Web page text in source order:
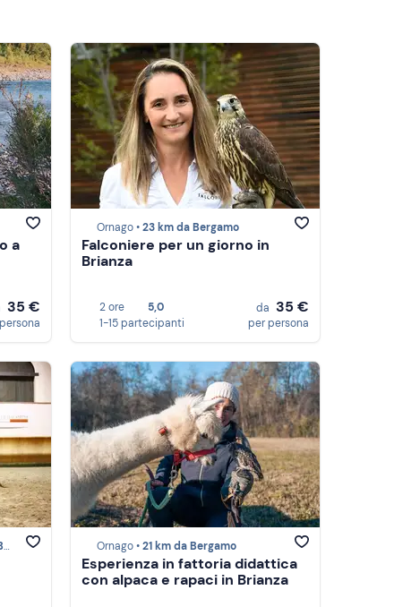
a
35 €
Ornago •23 km da Bergamo
Falconiere per un giorno in
Brianza
2 ore
5,0
1-15 partecipanti
da 35 €
per persona
Ornago •21 km da Bergamo
Esperienza in fattoria didattica
con alpaca e rapaci in Brianza